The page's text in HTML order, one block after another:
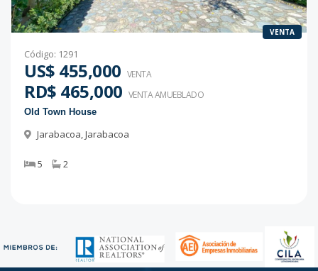
VENTA
Código: 1291
US$ 455,000 VENTA
RD$ 465,000 VENTA AMUEBLADO
Old Town House
Jarabacoa,Jarabacoa
5 2